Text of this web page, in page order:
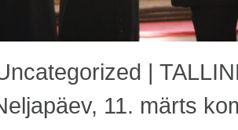
|
11. märts